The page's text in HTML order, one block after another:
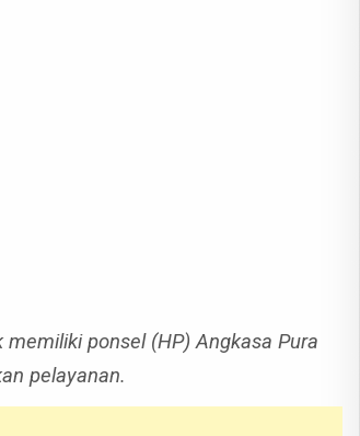
ponsel (HP) Angkasa Pura
pelayanan.